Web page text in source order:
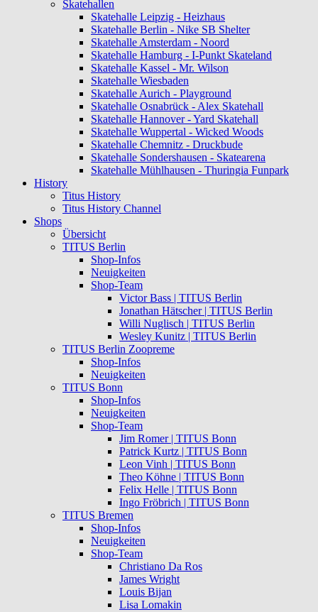
Skatehallen
Skatehalle Leipzig - Heizhaus
Skatehalle Berlin - Nike SB Shelter
Skatehalle Amsterdam - Noord
Skatehalle Hamburg - I-Punkt Skateland
Skatehalle Kassel - Mr. Wilson
Skatehalle Wiesbaden
Skatehalle Aurich - Playground
Skatehalle Osnabrück - Alex Skatehall
Skatehalle Hannover - Yard Skatehall
Skatehalle Wuppertal - Wicked Woods
Skatehalle Chemnitz - Druckbude
Skatehalle Sondershausen - Skatearena
Skatehalle Mühlhausen - Thuringia Funpark
History
Titus History
Titus History Channel
Shops
Übersicht
TITUS Berlin
Shop-Infos
Neuigkeiten
Shop-Team
Victor Bass | TITUS Berlin
Jonathan Hätscher | TITUS Berlin
Willi Nuglisch | TITUS Berlin
Wesley Kunitz | TITUS Berlin
TITUS Berlin Zoopreme
Shop-Infos
Neuigkeiten
TITUS Bonn
Shop-Infos
Neuigkeiten
Shop-Team
Jim Romer | TITUS Bonn
Patrick Kurtz | TITUS Bonn
Leon Vinh | TITUS Bonn
Theo Köhne | TITUS Bonn
Felix Helle | TITUS Bonn
Ingo Fröbrich | TITUS Bonn
TITUS Bremen
Shop-Infos
Neuigkeiten
Shop-Team
Christiano Da Ros
James Wright
Louis Bijan
Lisa Lomakin